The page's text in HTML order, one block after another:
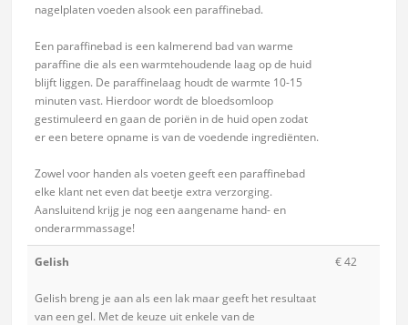
nagelplaten voeden alsook een paraffinebad.
Een paraffinebad is een kalmerend bad van warme
paraffine die als een warmtehoudende laag op de huid
blijft liggen. De paraffinelaag houdt de warmte 10-15
minuten vast. Hierdoor wordt de bloedsomloop
gestimuleerd en gaan de poriën in de huid open zodat
er een betere opname is van de voedende ingrediënten.
Zowel voor handen als voeten geeft een paraffinebad
elke klant net even dat beetje extra verzorging.
Aansluitend krijg je nog een aangename hand- en
onderarmmassage!
Gelish
Gelish breng je aan als een lak maar geeft het resultaat
van een gel. Met de keuze uit enkele van de
€ 42